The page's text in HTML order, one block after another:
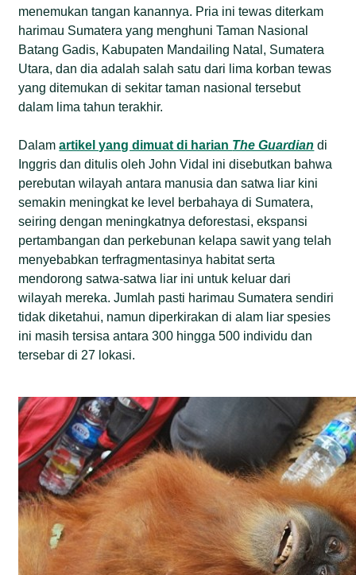
menemukan tangan kanannya. Pria ini tewas diterkam
harimau Sumatera yang menghuni Taman Nasional
Batang Gadis, Kabupaten Mandailing Natal, Sumatera
Utara, dan dia adalah salah satu dari lima korban tewas
yang ditemukan di sekitar taman nasional tersebut
dalam lima tahun terakhir.
Dalamartikel yang dimuat di harian The Guardian di
Inggris dan ditulis oleh John Vidal ini disebutkan bahwa
perebutan wilayah antara manusia dan satwa liar kini
semakin meningkat ke level berbahaya di Sumatera,
seiring dengan meningkatnya deforestasi, ekspansi
pertambangan dan perkebunan kelapa sawit yang telah
menyebabkan terfragmentasinya habitat serta
mendorong satwa-satwa liar ini untuk keluar dari
wilayah mereka. Jumlah pasti harimau Sumatera sendiri
tidak diketahui, namun diperkirakan di alam liar spesies
ini masih tersisa antara 300 hingga 500 individu dan
tersebar di 27 lokasi.